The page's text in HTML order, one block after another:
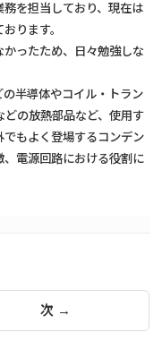
を担当しており、現在は
ります。
ったため、日々勉強しな
半導体やコイル・トラン
どの放熱部品など、使用す
もよく登場するコンデン
電源回路における役割に
次 →